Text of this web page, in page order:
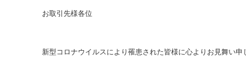
お取引先様各位
新型コロナウイルスにより罹患された皆様に心よりお見舞い申